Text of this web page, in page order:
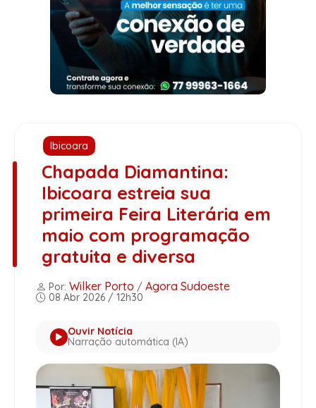
Ibicoara
Chapada Diamantina:
Ibicoara estreia sua
primeira Feira Literária em
maio com programação
gratuita e diversa
Por: Wilker Porto / Agora Sudoeste
08 Abr 2026 / 12h30
Ouvir Notícia
Narração automática (IA)